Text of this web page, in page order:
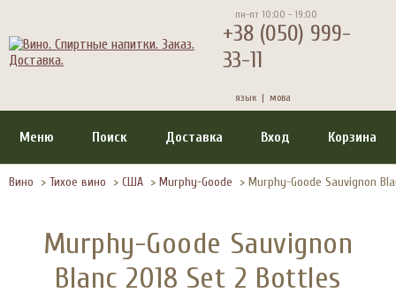
пн-пт 10:00 - 19:00
+38 (050) 999-
33-11
язык | мова
Меню Поиск Доставка Вход Корзина
Вино > Тихое вино > США > Murphy-Goode > Murphy-Goode Sauvignon
Murphy-Goode Sauvignon
Blanc 2018 Set 2 Bottles